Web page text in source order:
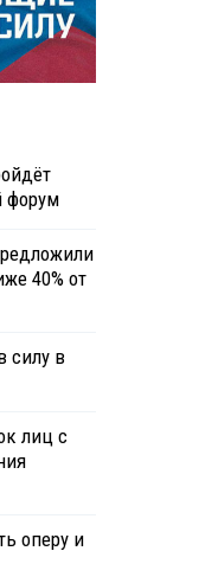
форум
40% от
силу в
лиц с
оперу и